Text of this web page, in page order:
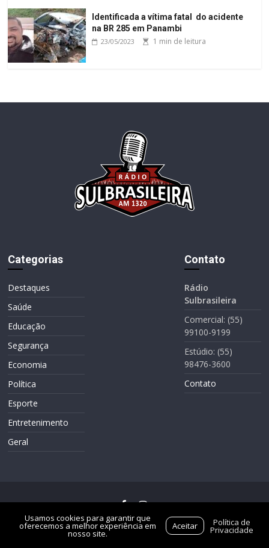
Identificada a vítima fatal do acidente
na BR 285 em Panambi
23/05/2023 1 min de leitura
Categorias
Destaques
Saúde
Educação
Segurança
Economia
Política
Esporte
Entretenimento
Geral
Contato
Rádio
Sulbrasileira
Comercial: (55)
99100-9199
Estúdio: (55)
98476-3600
Contato
© 2026Rádio Sulbrasileira. Todos os direitos reservados.
Usamos cookies para garantir que
oferecemos a melhor experiência em
nosso site.
Aceitar Política de
Privacidade